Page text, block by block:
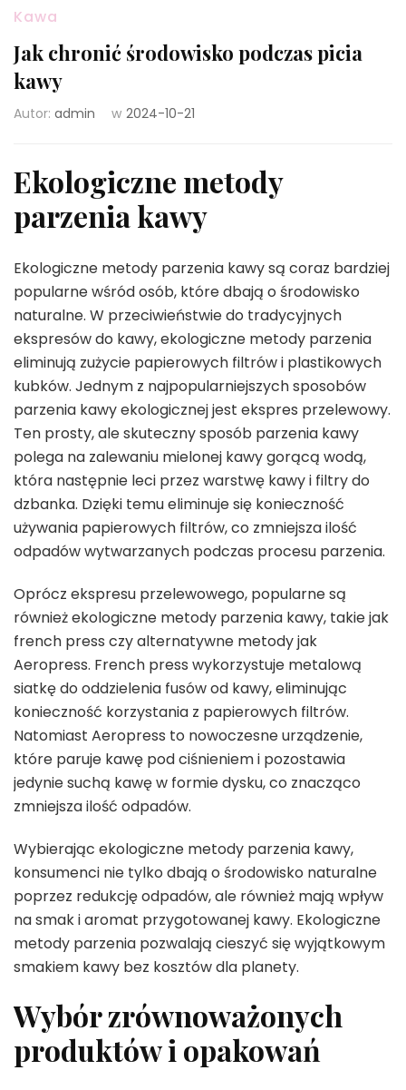
Kawa
Jak chronić środowisko podczas picia
kawy
Autor: admin w 2024-10-21
Ekologiczne metody
parzenia kawy
Ekologiczne metody parzenia kawy są coraz bardziej
popularne wśród osób, które dbają o środowisko
naturalne. W przeciwieństwie do tradycyjnych
ekspresów do kawy, ekologiczne metody parzenia
eliminują zużycie papierowych filtrów i plastikowych
kubków. Jednym z najpopularniejszych sposobów
parzenia kawy ekologicznej jest ekspres przelewowy.
Ten prosty, ale skuteczny sposób parzenia kawy
polega na zalewaniu mielonej kawy gorącą wodą,
która następnie leci przez warstwę kawy i filtry do
dzbanka. Dzięki temu eliminuje się konieczność
używania papierowych filtrów, co zmniejsza ilość
odpadów wytwarzanych podczas procesu parzenia.
Oprócz ekspresu przelewowego, popularne są
również ekologiczne metody parzenia kawy, takie jak
french press czy alternatywne metody jak
Aeropress. French press wykorzystuje metalową
siatkę do oddzielenia fusów od kawy, eliminując
konieczność korzystania z papierowych filtrów.
Natomiast Aeropress to nowoczesne urządzenie,
które paruje kawę pod ciśnieniem i pozostawia
jedynie suchą kawę w formie dysku, co znacząco
zmniejsza ilość odpadów.
Wybierając ekologiczne metody parzenia kawy,
konsumenci nie tylko dbają o środowisko naturalne
poprzez redukcję odpadów, ale również mają wpływ
na smak i aromat przygotowanej kawy. Ekologiczne
metody parzenia pozwalają cieszyć się wyjątkowym
smakiem kawy bez kosztów dla planety.
Wybór zrównoważonych
produktów i opakowań